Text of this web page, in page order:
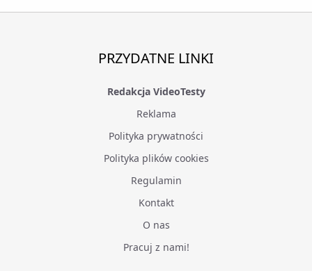
PRZYDATNE LINKI
Redakcja VideoTesty
Reklama
Polityka prywatności
Polityka plików cookies
Regulamin
Kontakt
O nas
Pracuj z nami!